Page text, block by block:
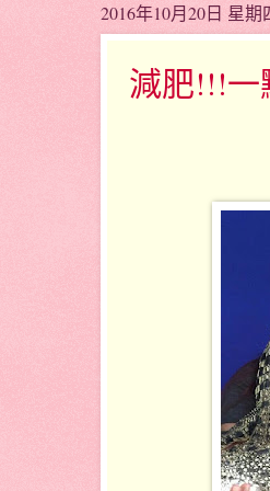
2016年10月20日 星期
減肥!!!一
減肥